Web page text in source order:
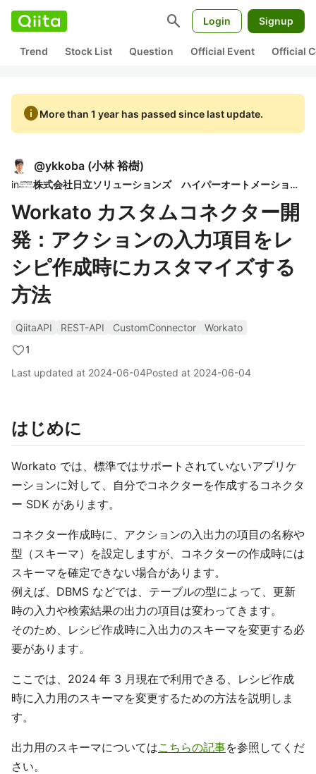
search Login Signup
Trend Stock List Question Official Event Official
infoMore than 1 year has passed since last update.
@ykkoba (小林 裕樹)
in 株式会社日立ソリューションズ ハイパーオートメーションコミュニティ
Workato カスタムコネクター開
発：アクションの入力項目をレ
シピ作成時にカスタマイズする
方法
QiitaAPI REST-API CustomConnector
Workato
1
Last updated at 2024-06-04Posted at 2024-06-04
はじめに
Workato では、標準ではサポートされていないアプリケ
ーションに対して、自分でコネクターを作成するコネクタ
ー SDK があります。
コネクター作成時に、アクションの入出力の項目の名称や
型（スキーマ）を設定しますが、コネクターの作成時には
スキーマを確定できない場合があります。
例えば、DBMS などでは、テーブルの型によって、更新
時の入力や検索結果の出力の項目は変わってきます。
そのため、レシピ作成時に入出力のスキーマを変更する必
要があります。
ここでは、2024 年 3 月現在で利用できる、レシピ作成
時に入力用のスキーマを変更するための方法を説明しま
す。
出力用のスキーマについてはこちらの記事を参照してくだ
さい。